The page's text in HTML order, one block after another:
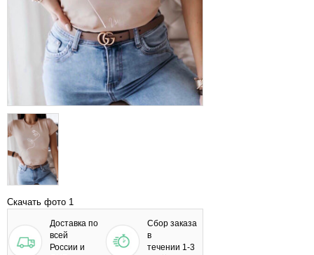
Скачать фото 1
Доставка по
всей
России и
Сбор заказа
в
течении 1-3